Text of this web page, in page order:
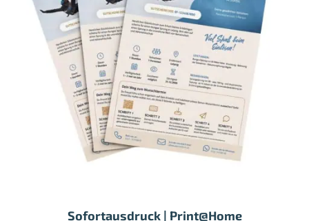
Sofortausdruck | Print@Home